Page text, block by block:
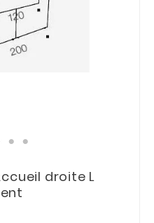
droite L